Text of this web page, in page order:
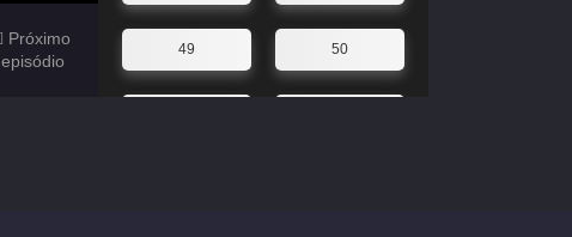
Próximo
episódio
49 50